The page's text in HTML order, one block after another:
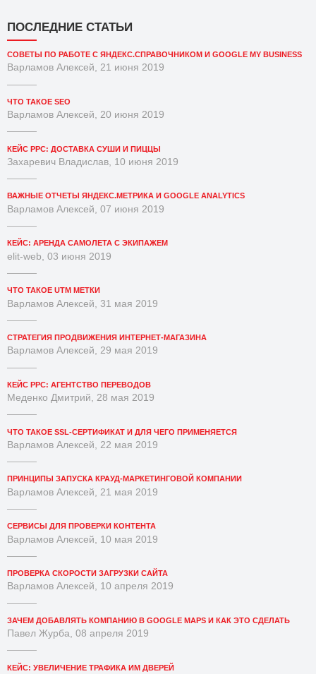
ПОСЛЕДНИЕ СТАТЬИ
СОВЕТЫ ПО РАБОТЕ С ЯНДЕКС.СПРАВОЧНИКОМ И GOOGLE MY BUSINESS
Варламов Алексей, 21 июня 2019
ЧТО ТАКОЕ SEO
Варламов Алексей, 20 июня 2019
КЕЙС PPC: ДОСТАВКА СУШИ И ПИЦЦЫ
Захаревич Владислав, 10 июня 2019
ВАЖНЫЕ ОТЧЕТЫ ЯНДЕКС.МЕТРИКА И GOOGLE ANALYTICS
Варламов Алексей, 07 июня 2019
КЕЙС: АРЕНДА САМОЛЕТА С ЭКИПАЖЕМ
elit-web, 03 июня 2019
ЧТО ТАКОЕ UTM МЕТКИ
Варламов Алексей, 31 мая 2019
СТРАТЕГИЯ ПРОДВИЖЕНИЯ ИНТЕРНЕТ-МАГАЗИНА
Варламов Алексей, 29 мая 2019
КЕЙС PPC: АГЕНТСТВО ПЕРЕВОДОВ
Меденко Дмитрий, 28 мая 2019
ЧТО ТАКОЕ SSL-СЕРТИФИКАТ И ДЛЯ ЧЕГО ПРИМЕНЯЕТСЯ
Варламов Алексей, 22 мая 2019
ПРИНЦИПЫ ЗАПУСКА КРАУД-МАРКЕТИНГОВОЙ КОМПАНИИ
Варламов Алексей, 21 мая 2019
СЕРВИСЫ ДЛЯ ПРОВЕРКИ КОНТЕНТА
Варламов Алексей, 10 мая 2019
ПРОВЕРКА СКОРОСТИ ЗАГРУЗКИ САЙТА
Варламов Алексей, 10 апреля 2019
ЗАЧЕМ ДОБАВЛЯТЬ КОМПАНИЮ В GOOGLE MAPS И КАК ЭТО СДЕЛАТЬ
Павел Журба, 08 апреля 2019
КЕЙС: УВЕЛИЧЕНИЕ ТРАФИКА ИМ ДВЕРЕЙ